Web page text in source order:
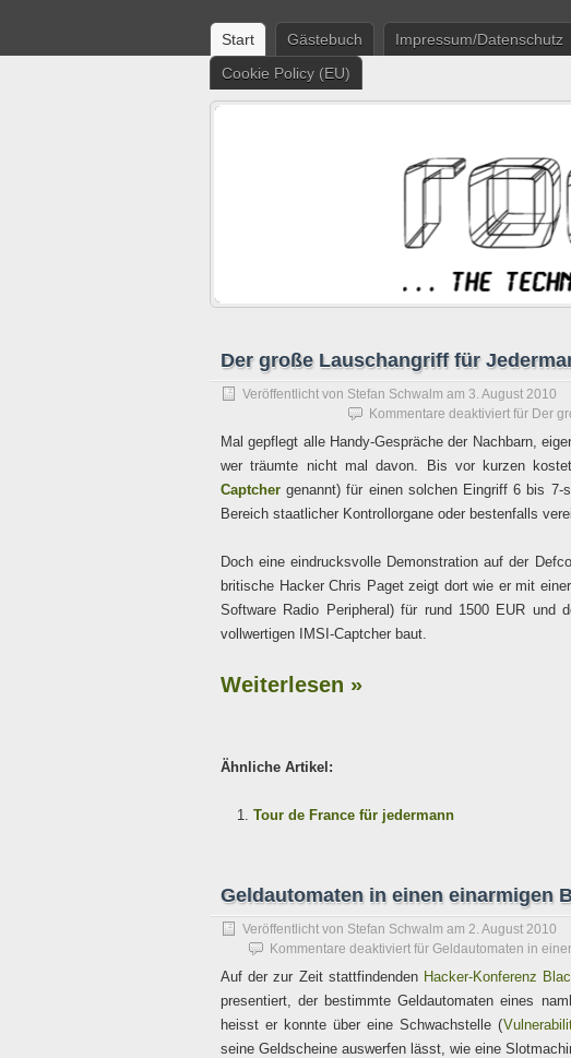
Start Gästebuch Impressum/Datenschutz
Cookie Policy (EU)
Der große Lauschangriff für
Veröffentlicht von Stefan Schwalm am 3. August 2010
Kommentare deaktiviert für Der
Mal gepflegt alle Handy-Gespräche der Nachbarn,
wer träumte nicht mal davon. Bis vor kurzen
Captcher genannt) für einen solchen Eingriff 6 bis
Bereich staatlicher Kontrollorgane oder bestenfalls
Doch eine eindrucksvolle Demonstration auf der
britische Hacker Chris Paget zeigt dort wie er mit
Software Radio Peripheral) für rund 1500 EUR und
vollwertigen IMSI-Captcher baut.
Weiterlesen »
Ähnliche Artikel:
Tour de France für jedermann
Geldautomaten in einen einarmigen
Veröffentlicht von Stefan Schwalm am 2. August 2010
Kommentare deaktiviert für Geldautomaten in
Auf der zur Zeit stattfindenden Hacker-Konferenz
presentiert, der bestimmte Geldautomaten eines
heisst er konnte über eine Schwachstelle (
seine Geldscheine auswerfen lässt, wie eine